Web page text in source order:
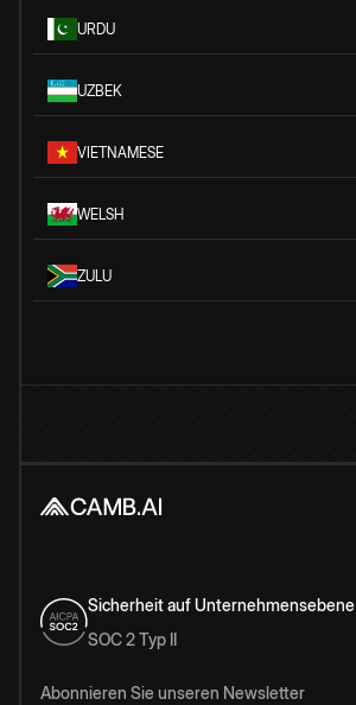
URDU
UZBEK
VIETNAMESE
WELSH
ZULU
Sicherheit auf Unternehmensebene
SOC 2 Typ II
Abonnieren Sie unseren Newsletter